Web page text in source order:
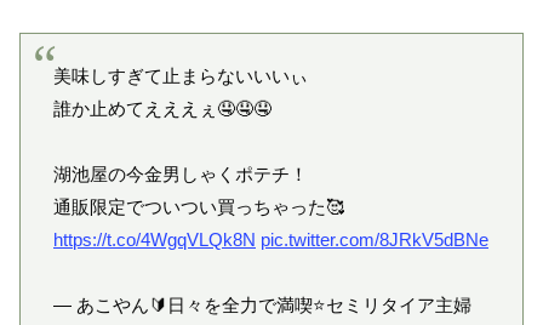
美味しすぎて止まらないいいぃ
誰か止めてえええぇ🤤🤤🤤
湖池屋の今金男しゃくポテチ！
通販限定でついつい買っちゃった🥰
https://t.co/4WgqVLQk8N pic.twitter.com/8JRkV5dBNe
— あこやん🔰日々を全力で満喫⭐️セミリタイア主婦